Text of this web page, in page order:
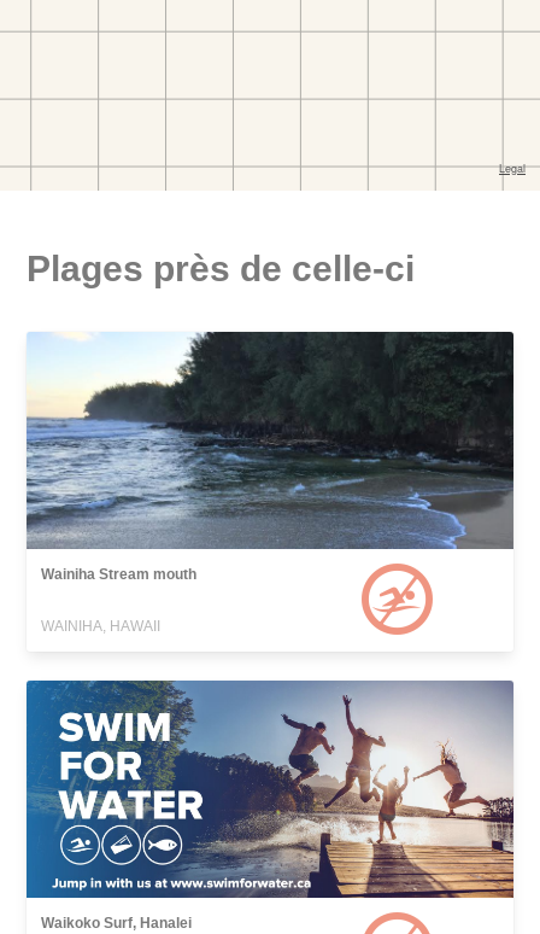
Plages près de celle-ci
Wainiha Stream mouth
WAINIHA, HAWAII
Waikoko Surf, Hanalei